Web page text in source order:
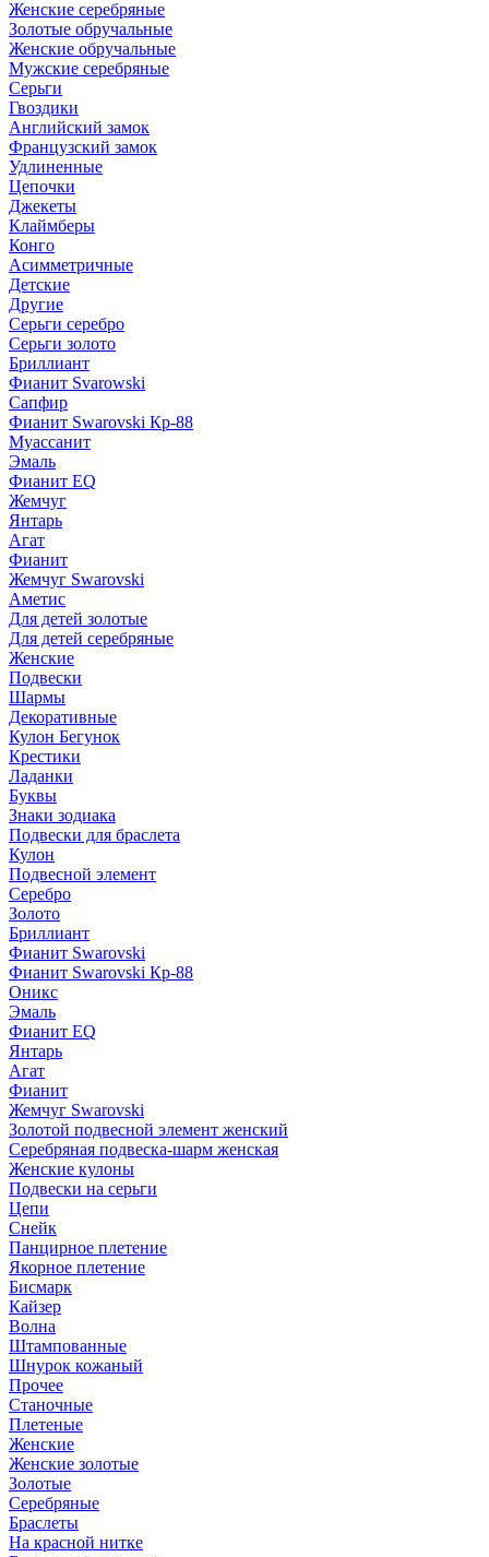
Женские серебряные
Золотые обручальные
Женские обручальные
Мужские серебряные
Серьги
Гвоздики
Английский замок
Французский замок
Удлиненные
Цепочки
Джекеты
Клаймберы
Конго
Асимметричные
Детские
Другие
Серьги серебро
Серьги золото
Бриллиант
Фианит Svarowski
Сапфир
Фианит Swarovski Кр-88
Муассанит
Эмаль
Фианит EQ
Жемчуг
Янтарь
Агат
Фианит
Жемчуг Swarovski
Аметис
Для детей золотые
Для детей серебряные
Женские
Подвески
Шармы
Декоративные
Кулон Бегунок
Крестики
Ладанки
Буквы
Знаки зодиака
Подвески для браслета
Кулон
Подвесной элемент
Серебро
Золото
Бриллиант
Фианит Swarovski
Фианит Swarovski Кр-88
Оникс
Эмаль
Фианит EQ
Янтарь
Агат
Фианит
Жемчуг Swarovski
Золотой подвесной элемент женcкий
Серебряная подвеска-шарм женская
Женские кулоны
Подвески на серьги
Цепи
Снейк
Панцирное плетение
Якорное плетение
Бисмарк
Кайзер
Волна
Штампованные
Шнурок кожаный
Прочее
Станочные
Плетеные
Женские
Женские золотые
Золотые
Серебряные
Браслеты
На красной нитке